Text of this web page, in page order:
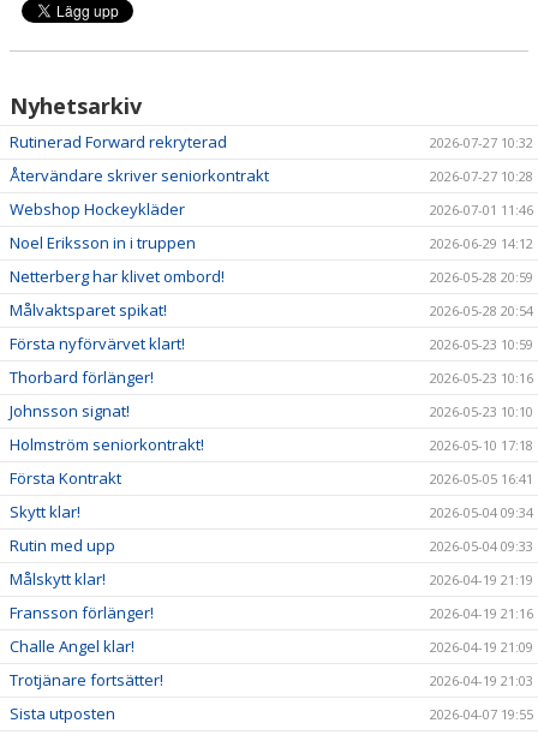
Nyhetsarkiv
Rutinerad Forward rekryterad 2026-07-27 10:32
Återvändare skriver seniorkontrakt 2026-07-27 10:28
Webshop Hockeykläder 2026-07-01 11:46
Noel Eriksson in i truppen 2026-06-29 14:12
Netterberg har klivet ombord! 2026-05-28 20:59
Målvaktsparet spikat! 2026-05-28 20:54
Första nyförvärvet klart! 2026-05-23 10:59
Thorbard förlänger! 2026-05-23 10:16
Johnsson signat! 2026-05-23 10:10
Holmström seniorkontrakt! 2026-05-10 17:18
Första Kontrakt 2026-05-05 16:41
Skytt klar! 2026-05-04 09:34
Rutin med upp 2026-05-04 09:33
Målskytt klar! 2026-04-19 21:19
Fransson förlänger! 2026-04-19 21:16
Challe Angel klar! 2026-04-19 21:09
Trotjänare fortsätter! 2026-04-19 21:03
Sista utposten 2026-04-07 19:55